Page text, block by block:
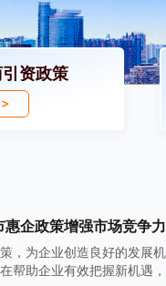
资政策
企政策增强市场竞争
，为企业创造良好的发展
帮助企业有效把握新机遇